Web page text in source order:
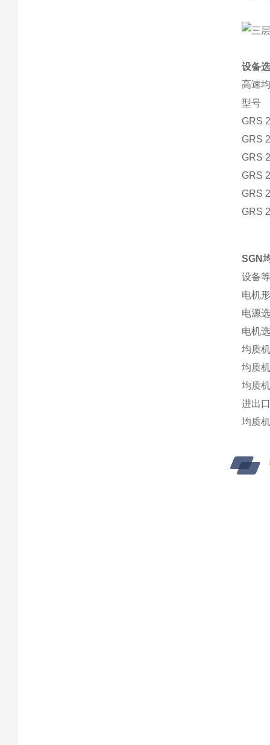
设备
高速
型号
GRS
GRS
GRS
GRS
GRS
GRS
SGN
设备
电机
电源
电机
均质
均质
均质
进出
均质